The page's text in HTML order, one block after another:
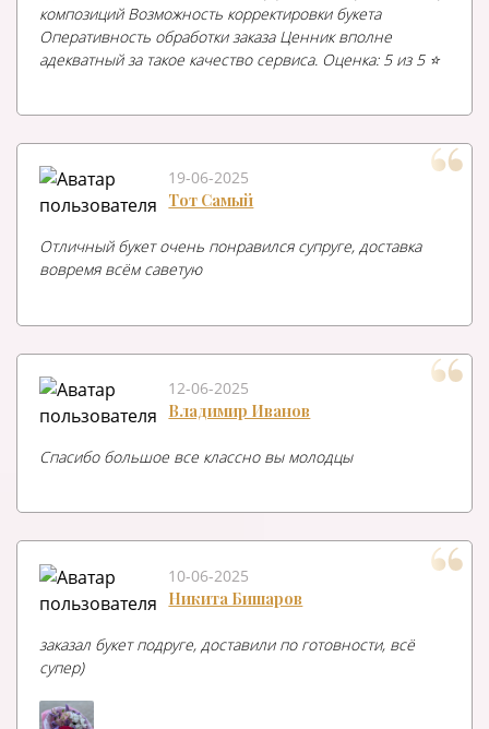
композиций Возможность корректировки букета
Оперативность обработки заказа Ценник вполне
адекватный за такое качество сервиса. Оценка: 5 из 5 ⭐️
19-06-2025
Тот Самый
Отличный букет очень понравился супруге, доставка
вовремя всём саветую
12-06-2025
Владимир Иванов
Спасибо большое все классно вы молодцы
10-06-2025
Никита Бишаров
заказал букет подруге, доставили по готовности, всё
супер)